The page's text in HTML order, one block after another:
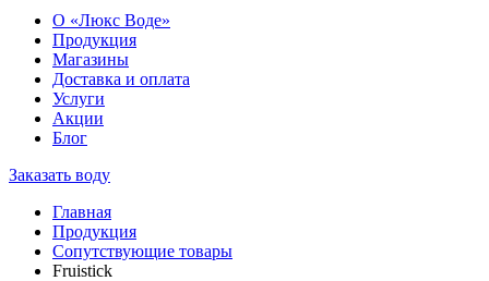
О «Люкс Воде»
Продукция
Магазины
Доставка и оплата
Услуги
Акции
Блог
Заказать воду
Главная
Продукция
Сопутствующие товары
Fruistick